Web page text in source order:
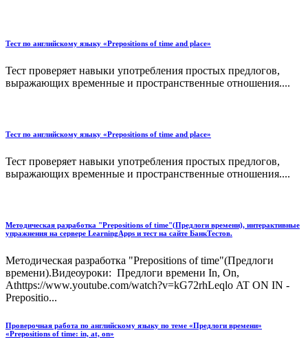
Тест по английскому языку «Prepositions of time and place»
Тест проверяет навыки употребления простых предлогов,
выражающих временные и пространственные отношения....
Тест по английскому языку «Prepositions of time and place»
Тест проверяет навыки употребления простых предлогов,
выражающих временные и пространственные отношения....
Методическая разработка "Prepositions of time"(Предлоги времени), интерактивные
упражнения на сервере LearningApps и тест на сайте БанкТестов.
Методическая разработка "Prepositions of time"(Предлоги
времени).Видеоуроки: Предлоги времени In, On,
Athttps://www.youtube.com/watch?v=kG72rhLeqlo AT ON IN -
Prepositio...
Проверочная работа по английскому языку по теме «Предлоги времени»
«Prepositions of time: in, at, on»